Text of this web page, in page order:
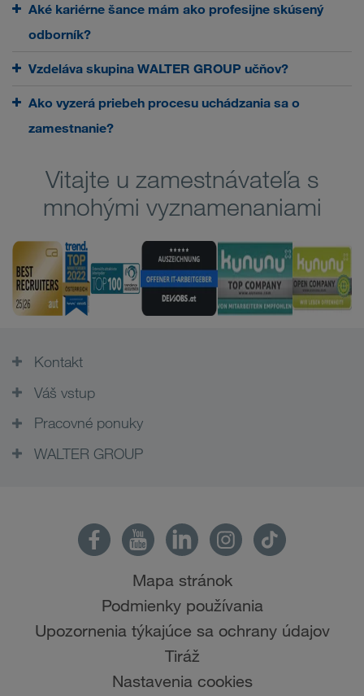
Aké kariérne šance mám ako profesijne skúsený
odborník?
Vzdeláva skupina WALTER GROUP učňov?
Ako vyzerá priebeh procesu uchádzania sa o
zamestnanie?
Vitajte u zamestnávateľa s
mnohými vyznamenaniami
Kontakt
Váš vstup
Pracovné ponuky
WALTER GROUP
Mapa stránok
Podmienky používania
Upozornenia týkajúce sa ochrany údajov
Tiráž
Nastavenia cookies